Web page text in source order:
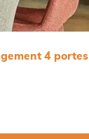
4 portes